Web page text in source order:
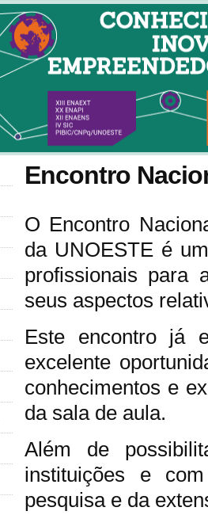
Encontro
O Encontro
da UNOESTE é
profissionais para
seus aspectos
Este encontro já
excelente
conhecimentos e
da sala de aula.
Além de
instituições e
pesquisa e da